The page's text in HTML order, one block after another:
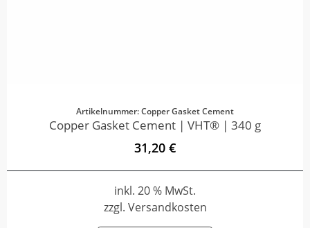
Artikelnummer: Copper Gasket Cement
Copper Gasket Cement | VHT® | 340 g
31,20 €
inkl. 20 % MwSt.
zzgl. Versandkosten